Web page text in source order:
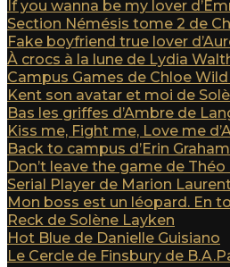
If you wanna be my lover
Section Némésis tome 2 de
Fake boyfriend true lover
À crocs à la lune de Lydia
Campus Games de Chloe
Kent son avatar et moi de
Bas les griffes d’Ambre de
Kiss me, Fight me, Love me
Back to campus d’Erin Graham
Don’t leave the game de
Serial Player de Marion
Mon boss est un léopard. En
Reck de Solène Layken
Hot Blue de Danielle Guisiano
Le Cercle de Finsbury de